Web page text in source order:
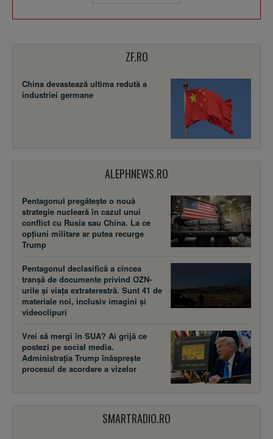
ZF.RO
China devastează ultima redută a
industriei germane
ALEPHNEWS.RO
Pentagonul pregătește o nouă
strategie nucleară în cazul unui
conflict cu Rusia sau China. La ce
opțiuni militare ar putea recurge
Trump
Pentagonul declasifică a cincea
tranșă de documente privind OZN-
urile și viața extraterestră. Sunt 41 de
materiale noi, inclusiv imagini și
videoclipuri
Vrei să mergi în SUA? Ai grijă ce
postezi pe social media.
Administrația Trump înăsprește
procesul de acordare a vizelor
SMARTRADIO.RO